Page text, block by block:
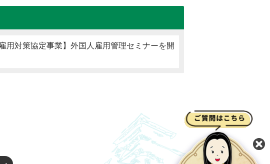
用対策協定事業】外国人雇用管理セミナーを開